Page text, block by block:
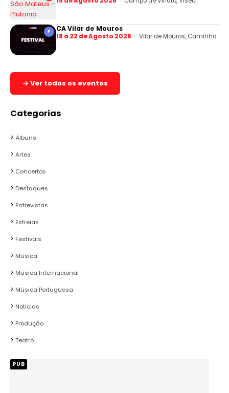
F CA Vilar de Mouros
18 a 22 de Agosto 2026 Vilar de Mouros, Caminha
→ Ver todos os eventos
Categorias
Álbuns
Artes
Concertos
Destaques
Entrevistas
Estreias
Festivais
Música
Música Internacional
Música Portuguesa
Noticias
Produção
Teatro
PUB